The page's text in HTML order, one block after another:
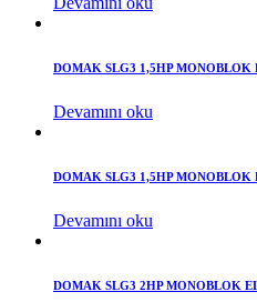
DOMAK SLG3 1,5HP MONOBLOK
Devamını oku
DOMAK SLG3 1,5HP MONOBLOK
Devamını oku
DOMAK SLG3 2HP MONOBLOK